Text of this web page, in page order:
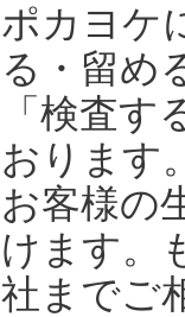
ポカヨケ
る・留め
「検査
おります
お客様の
けます。
社までご